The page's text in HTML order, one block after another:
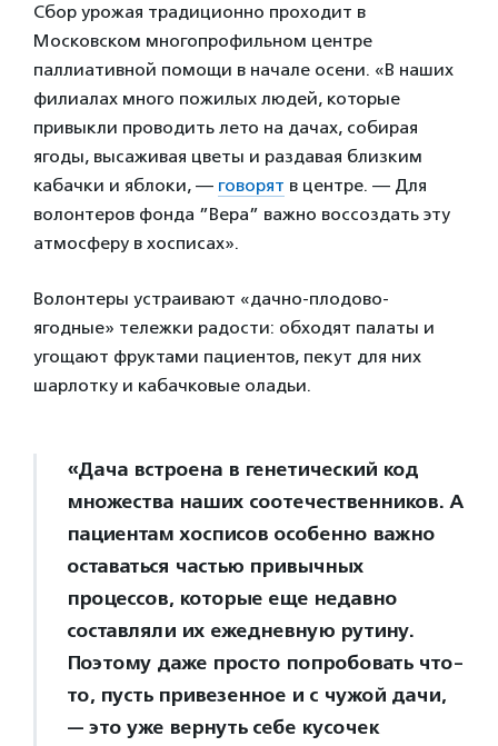
Сбор урожая традиционно проходит в
Московском многопрофильном центре
паллиативной помощи в начале осени. «В наших
филиалах много пожилых людей, которые
привыкли проводить лето на дачах, собирая
ягоды, высаживая цветы и раздавая близким
кабачки и яблоки, — говорят в центре. — Для
волонтеров фонда ”Вера” важно воссоздать эту
атмосферу в хосписах».
Волонтеры устраивают «дачно-плодово-
ягодные» тележки радости: обходят палаты и
угощают фруктами пациентов, пекут для них
шарлотку и кабачковые оладьи.
«Дача встроена в генетический код
множества наших соотечественников. А
пациентам хосписов особенно важно
оставаться частью привычных
процессов, которые еще недавно
составляли их ежедневную рутину.
Поэтому даже просто попробовать что-
то, пусть привезенное и с чужой дачи,
— это уже вернуть себе кусочек